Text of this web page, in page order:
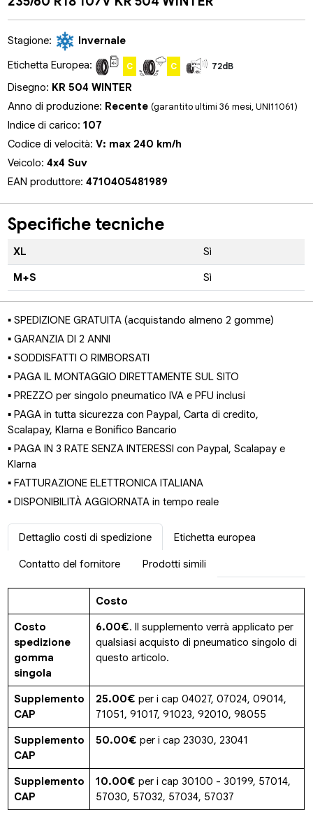
Stagione:
Invernale
Etichetta Europea:
C C 72dB
Disegno: KR 504 WINTER
Anno di produzione: Recente(garantito ultimi 36 mesi, UNI11061)
Indice di carico:107
Codice di velocità:V: max 240 km/h
Veicolo:4x4 Suv
EAN produttore:4710405481989
Specifiche tecniche
XL Sì
M+S Sì
▪ SPEDIZIONE GRATUITA (acquistando almeno 2 gomme)
▪ GARANZIA DI 2 ANNI
▪ SODDISFATTI O RIMBORSATI
▪ PAGA IL MONTAGGIO DIRETTAMENTE SUL SITO
▪ PREZZO per singolo pneumatico IVA e PFU inclusi
▪ PAGA in tutta sicurezza con Paypal, Carta di credito,
Scalapay, Klarna e Bonifico Bancario
▪ PAGA IN 3 RATE SENZA INTERESSI con Paypal, Scalapay e
Klarna
▪ FATTURAZIONE ELETTRONICA ITALIANA
▪ DISPONIBILITÀ AGGIORNATA in tempo reale
Dettaglio costi di spedizione Etichetta europea
Contatto del fornitore Prodotti simili
Costo
Costo
spedizione
gomma
singola
6.00€. Il supplemento verrà applicato per
qualsiasi acquisto di pneumatico singolo di
questo articolo.
Supplemento
CAP
25.00€ per i cap 04027, 07024, 09014,
71051, 91017, 91023, 92010, 98055
Supplemento
CAP
50.00€ per i cap 23030, 23041
Supplemento
CAP
10.00€ per i cap 30100 - 30199, 57014,
57030, 57032, 57034, 57037